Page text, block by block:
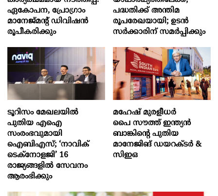
ഏകോപന, പ്രോഗ്രാം
മാനേജ്മന്‍റ് ഡിവിഷന്‍
രൂപീകരിക്കും
പദ്ധതിക്ക് അന്തിമ
രൂപരേഖയായി; ഉടൻ
സർക്കാരിന് സമർപ്പിക്കും
ടൂറിസം മേഖലയിൽ
പുതിയ എഐ
സംരംഭവുമായി
ഐബിഎസ്; ‘നാവിക്
ടെക്‌നോളജി’ 16
രാജ്യങ്ങളിൽ സേവനം
ആരംഭിക്കും
മഹേഷ് മുരളീധർ
പൈ സൗത്ത് ഇന്ത്യൻ
ബാങ്കിന്റെ പുതിയ
മാനേജിങ് ഡയറക്ടർ &
സിഇഒ